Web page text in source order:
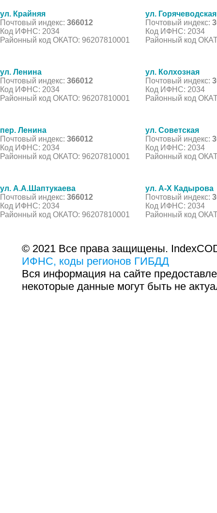
ул. Крайняя
Почтовый индекс: 366012
Код ИФНС: 2034
Районный код ОКАТО: 96207810001
ул. Горячеводская
Почтовый индекс:
Код ИФНС: 2034
Районный код
ул. Ленина
Почтовый индекс: 366012
Код ИФНС: 2034
Районный код ОКАТО: 96207810001
ул. Колхозная
Почтовый индекс:
Код ИФНС: 2034
Районный код
пер. Ленина
Почтовый индекс: 366012
Код ИФНС: 2034
Районный код ОКАТО: 96207810001
ул. Советская
Почтовый индекс:
Код ИФНС: 2034
Районный код
ул. А.А.Шаптукаева
Почтовый индекс: 366012
Код ИФНС: 2034
Районный код ОКАТО: 96207810001
ул. А-Х Кадырова
Почтовый индекс:
Код ИФНС: 2034
Районный код
© 2021 Все права защищены.
ИФНС, коды регионов ГИБДД
Вся информация на сайте
некоторые данные могут быть не